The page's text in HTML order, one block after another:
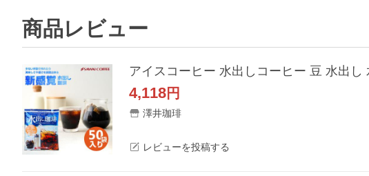
商品レビュー
アイスコーヒー 水出しコーヒー 豆 水出し
4,118円
澤井珈琲
レビューを投稿する